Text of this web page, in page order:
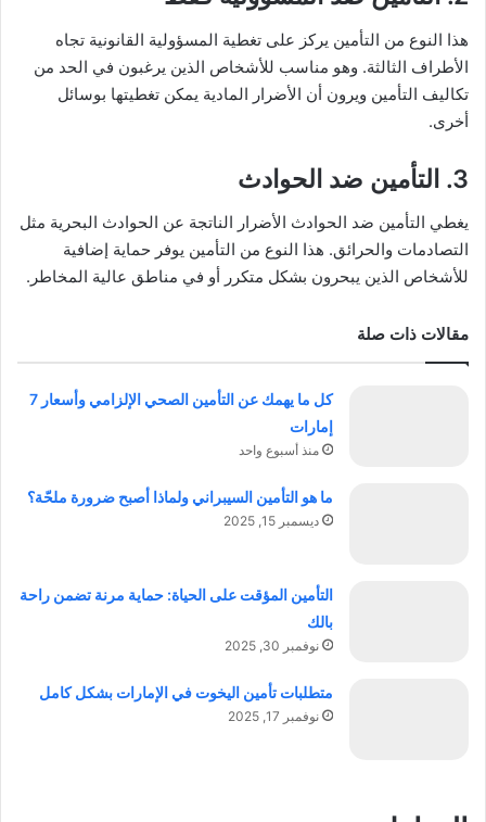
هذا النوع من التأمين يركز على تغطية المسؤولية القانونية تجاه
الأطراف الثالثة. وهو مناسب للأشخاص الذين يرغبون في الحد من
تكاليف التأمين ويرون أن الأضرار المادية يمكن تغطيتها بوسائل
أخرى.
3. التأمين ضد الحوادث
يغطي التأمين ضد الحوادث الأضرار الناتجة عن الحوادث البحرية مثل
التصادمات والحرائق. هذا النوع من التأمين يوفر حماية إضافية
للأشخاص الذين يبحرون بشكل متكرر أو في مناطق عالية المخاطر.
مقالات ذات صلة
كل ما يهمك عن التأمين الصحي الإلزامي وأسعار 7
إمارات
منذ أسبوع واحد
ما هو التأمين السيبراني ولماذا أصبح ضرورة ملحّة؟
ديسمبر 15, 2025
التأمين المؤقت على الحياة: حماية مرنة تضمن راحة
بالك
نوفمبر 30, 2025
متطلبات تأمين اليخوت في الإمارات بشكل كامل
نوفمبر 17, 2025